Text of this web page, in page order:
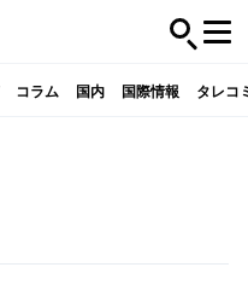
コラム 国内 国際情報 タレコ